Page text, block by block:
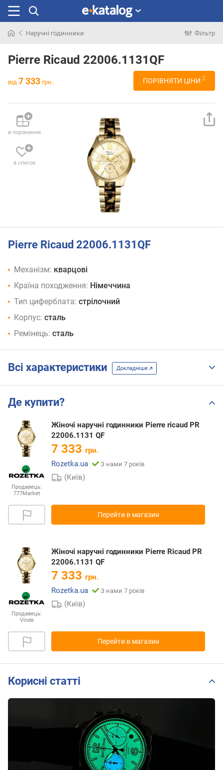
раніше
Наручні годинники Фільтр
Pierre Ricaud 22006.1131QF
від 7 333 грн. ПОРІВНЯТИ ЦІНИ 2
в порівняння
в список
Pierre Ricaud 22006.1131QF
Механізм: кварцові
Країна походження: Німеччина
Тип циферблата: стрілочний
Корпус: сталь
Ремінець: сталь
Всі характеристики Докладніше
Де купити?
Продавець:
777Market
Жіночі наручні годинники Pierre ricaud PR
22006.1131 QF
7 333 грн.
Rozetka.ua
З нами 7 років
(Київ)
Перейти в магазин
Продавець:
Vinde
Жіночі наручні годинники Pierre Ricaud PR
22006.1131 QF
7 333 грн.
Rozetka.ua
З нами 7 років
(Київ)
Перейти в магазин
Корисні статті